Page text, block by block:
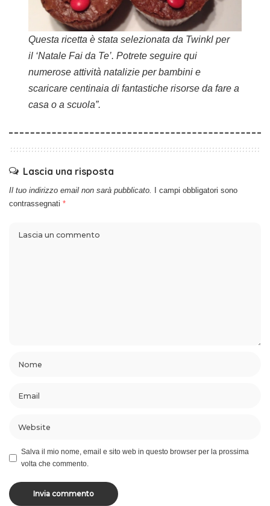
Questa ricetta è stata selezionata da Twinkl per
il ‘Natale Fai da Te’. Potrete seguire qui
numerose attività natalizie per bambini e
scaricare centinaia di fantastiche risorse da fare a
casa o a scuola”.
Lascia una risposta
Il tuo indirizzo email non sarà pubblicato.
I campi obbligatori sono
contrassegnati *
Salva il mio nome, email e sito web in questo browser per la prossima
volta che commento.